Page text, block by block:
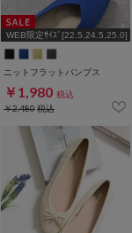
WEB限定ｻｲｽﾞ[22.5,24.5,25.0]
ニットフラットパンプス
￥1,980 税込
￥2,480税込